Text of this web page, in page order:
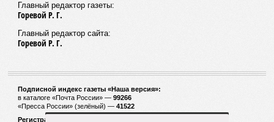
Главный редактор газеты:
Горевой Р. Г.
Главный редактор сайта:
Горевой Р. Г.
Подписной индекс газеты «Наша версия»:
в каталоге «Почта России» — 99266
«Пресса России» (зелёный) — 41522
Регистрационный номер Роскомнадзора